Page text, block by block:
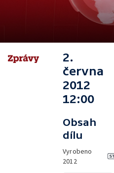
2.
června
2012
12:00
Obsah
dílu
Vyrobeno
2012